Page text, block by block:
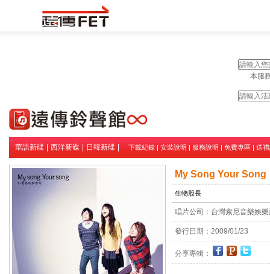
本服
華語新碟 西洋新碟 日韓新碟 下載紀錄 | 安裝說明 | 服務說明 | 免費專區 | 送
My Song Your Song
生物股長
唱片公司： 台灣索尼音樂娛
發行日期： 2009/01/23
分享專輯：